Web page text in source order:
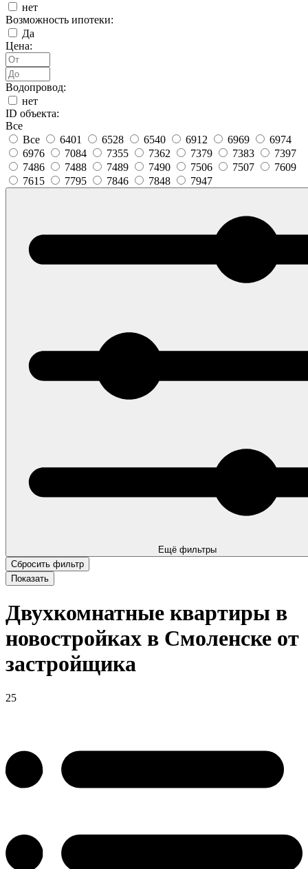
нет
Возможность ипотеки:
Да
Цена:
Водопровод:
нет
ID объекта:
Все
Все
6401 6528 6540 6912 6969
6974
6976
7084 7355 7362 7379 7383
7397
7486
7488 7489 7490 7506 7507
7609
7615
7795 7846 7848 7947
Ещё фильтры
Двухкомнатные квартиры в
новостройках в Смоленске от
застройщика
25